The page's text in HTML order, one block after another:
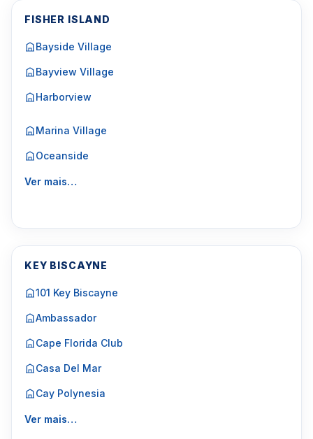
FISHER ISLAND
Bayside Village
Bayview Village
Harborview
Marina Village
Oceanside
Ver mais…
KEY BISCAYNE
101 Key Biscayne
Ambassador
Cape Florida Club
Casa Del Mar
Cay Polynesia
Ver mais…